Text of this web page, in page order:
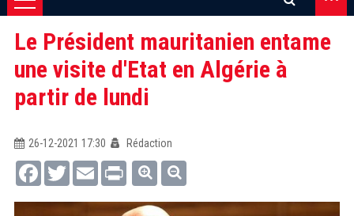
Le Président mauritanien entame
une visite d'Etat en Algérie à
partir de lundi
26-12-2021 17:30
Rédaction
FacebookTwitterEmail Print